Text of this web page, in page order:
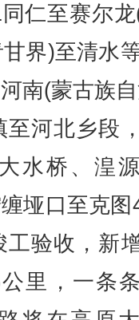
仁至赛尔
界)至清水
南(蒙古族
河北乡段
水桥、湟
垭口至克图
工验收，新
里，一条